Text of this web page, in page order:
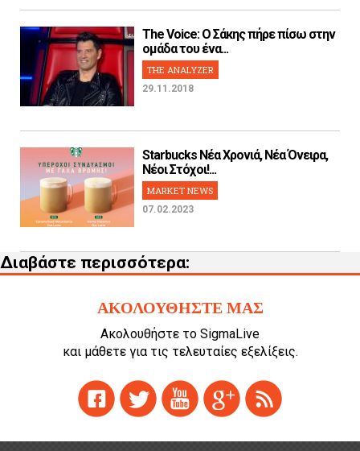
The Voice: Ο Σάκης πήρε πίσω στην
ομάδα του ένα...
THE ANALYZER
29.11.2018
Starbucks Νέα Χρονιά, Νέα Όνειρα,
Νέοι Στόχοι!...
MARKET NEWS
07.02.2023
Διαβάστε περισσότερα:
ΑΚΟΛΟΥΘΗΣΤΕ ΜΑΣ
Ακολουθήστε το SigmaLive
και μάθετε για τις τελευταίες εξελίξεις.